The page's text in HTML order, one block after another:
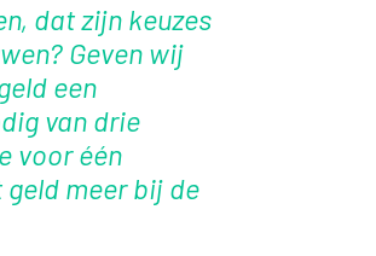
dat zijn keuzes
Geven wij
een
van drie
voor één
meer bij de